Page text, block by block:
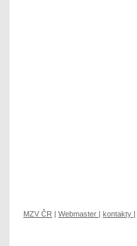
MZV ČR | Webmaster | kontakty |